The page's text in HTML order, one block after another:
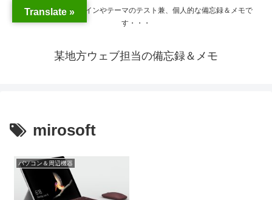
WordPressのプラグインやテーマのテスト兼、個人的な備忘録＆メモで
す・・・
某地方ウェブ担当の備忘録＆メモ
mirosoft
パソコン＆周辺機器
Translate »